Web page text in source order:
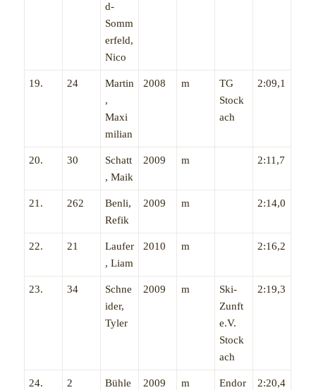
d-
Somm
erfeld,
Nico
19. 24
Martin
,
Maxi
milian
2008 m
TG
Stock
ach
2:09,1
20. 30
Schatt
, Maik
2009 m 2:11,7
21. 262
Benli,
Refik
2009 m 2:14,0
22. 21
Laufer
, Liam
2010 m 2:16,2
23. 34
Schne
ider,
Tyler
2009 m
Ski-
Zunft
e.V.
Stock
ach
2:19,3
24. 2
Bühle
2009 m
Endor
2:20,4